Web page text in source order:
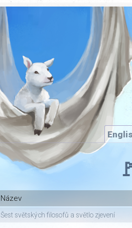
Název
Šest světských filosofů a světlo zjevení